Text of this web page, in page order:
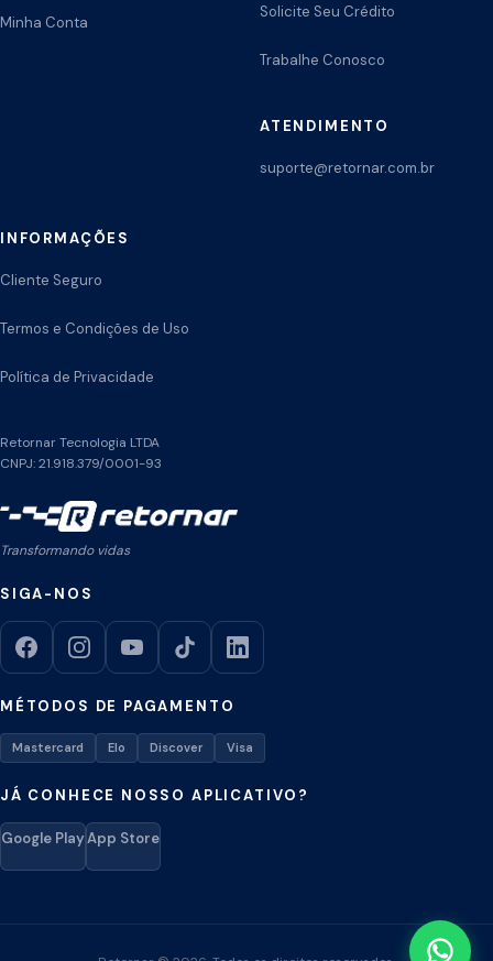
Minha Conta
Solicite Seu Crédito
Trabalhe Conosco
ATENDIMENTO
suporte@retornar.com.br
INFORMAÇÕES
Cliente Seguro
Termos e Condições de Uso
Política de Privacidade
Retornar Tecnologia LTDA
CNPJ: 21.918.379/0001-93
Transformando vidas
SIGA-NOS
MÉTODOS DE PAGAMENTO
Mastercard Elo Discover Visa
JÁ CONHECE NOSSO APLICATIVO?
Google PlayApp Store